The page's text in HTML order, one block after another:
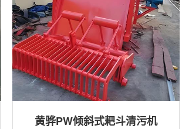
黄骅PW倾斜式耙斗清污机